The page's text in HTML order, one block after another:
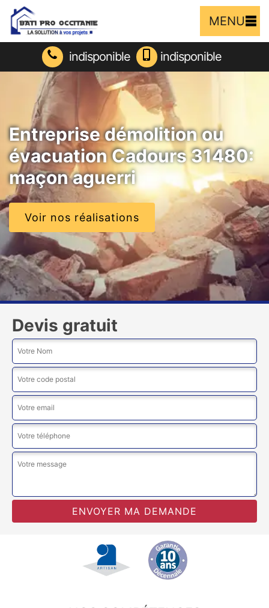
MENU
indisponible indisponible
Entreprise démolition ou
évacuation Cadours 31480:
maçon aguerri
Voir nos réalisations
Devis gratuit